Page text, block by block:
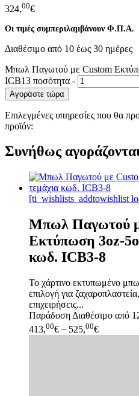
324,00€
Οι τιμές συμπεριλαμβάνουν Φ.Π.Α.
Διαθέσιμο από 10 έως 30 ημέρες
Μπωλ Παγωτού με Custom
ICB13 ποσότητα -
Αγοράστε τώρα
Επιλεγμένες υπηρεσίες που θα
προϊόν:
Συνήθως
[ti_wishlists_addtowishlist
Μπωλ Παγωτού
Εκτύπωση 3oz-
κωδ. ICB3-8
Το χάρτινο εκτυπωμένο
επιλογή για
επιχειρήσεις...
Παράδοση Διαθέσιμο από
413,00€ – 525,00€